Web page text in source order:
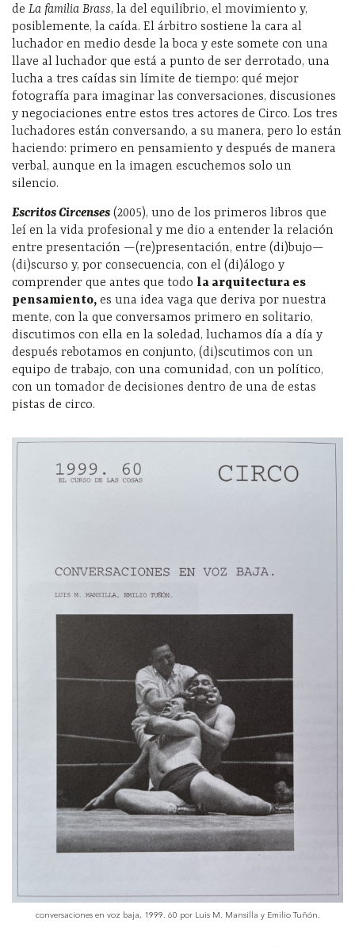
de La familia Brass, la del equilibrio, el movimiento y,
posiblemente, la caída. El árbitro sostiene la cara al
luchador en medio desde la boca y este somete con una
llave al luchador que está a punto de ser derrotado, una
lucha a tres caídas sin límite de tiempo: qué mejor
fotografía para imaginar las conversaciones, discusiones
y negociaciones entre estos tres actores de Circo. Los tres
luchadores están conversando, a su manera, pero lo están
haciendo: primero en pensamiento y después de manera
verbal, aunque en la imagen escuchemos solo un
silencio.
Escritos Circenses (2005), uno de los primeros libros que
leí en la vida profesional y me dio a entender la relación
entre presentación —(re)presentación, entre (di)bujo—
(di)scurso y, por consecuencia, con el (di)álogo y
comprender que antes que todo la arquitectura es
pensamiento, es una idea vaga que deriva por nuestra
mente, con la que conversamos primero en solitario,
discutimos con ella en la soledad, luchamos día a día y
después rebotamos en conjunto, (di)scutimos con un
equipo de trabajo, con una comunidad, con un político,
con un tomador de decisiones dentro de una de estas
pistas de circo.
conversaciones en voz baja, 1999. 60 por Luis M. Mansilla y Emilio Tuñón.